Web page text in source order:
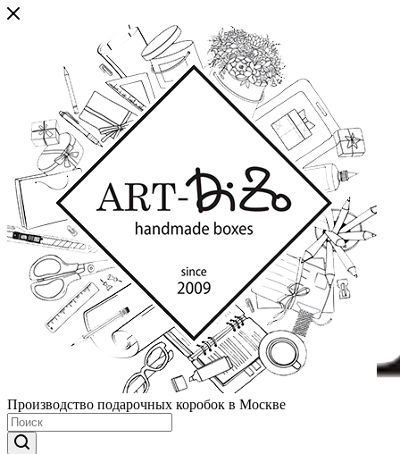
Производство подарочных коробок в Москве